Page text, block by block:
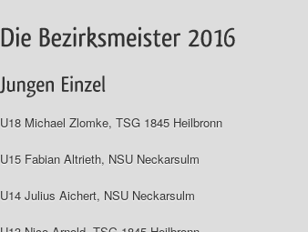
U18 Michael Zlomke, TSG 1845 Heilbronn
U15 Fabian Altrieth, NSU Neckarsulm
U14 Julius Aichert, NSU Neckarsulm